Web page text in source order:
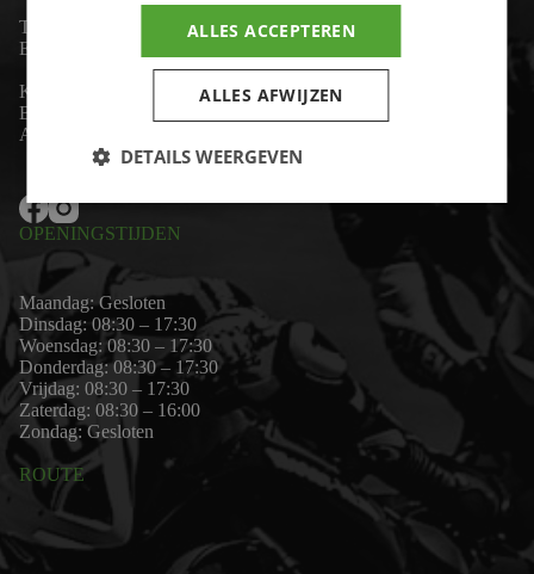
Telefoon:
+31 (0)76 - 54 11 888
Email:
K.v.K: 80530338
B.T.W-nummer: NL861703947B01
Algemene voorwaarden
OPENINGSTIJDEN
Maandag: Gesloten
Dinsdag: 08:30 – 17:30
Woensdag: 08:30 – 17:30
Donderdag: 08:30 – 17:30
Vrijdag: 08:30 – 17:30
Zaterdag: 08:30 – 16:00
Zondag: Gesloten
ROUTE
ALLES ACCEPTEREN
ALLES AFWIJZEN
DETAILS WEERGEVEN